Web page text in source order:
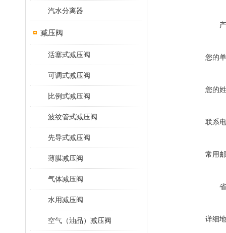
汽水分离器
减压阀
活塞式减压阀
可调式减压阀
比例式减压阀
波纹管式减压阀
先导式减压阀
薄膜减压阀
气体减压阀
水用减压阀
空气（油品）减压阀
您的
您的
联系
常用
详细